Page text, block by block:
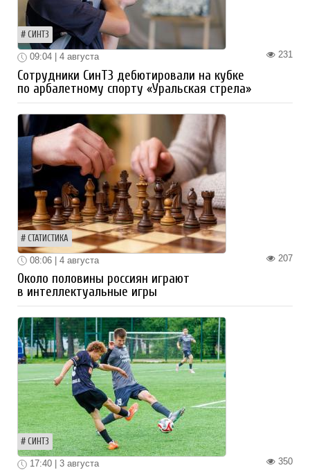
СИНТЗ
231
09:04 | 4 августа
Сотрудники СинТЗ дебютировали на кубке
по арбалетному спорту «Уральская стрела»
СТАТИСТИКА
207
08:06 | 4 августа
Около половины россиян играют
в интеллектуальные игры
СИНТЗ
350
17:40 | 3 августа